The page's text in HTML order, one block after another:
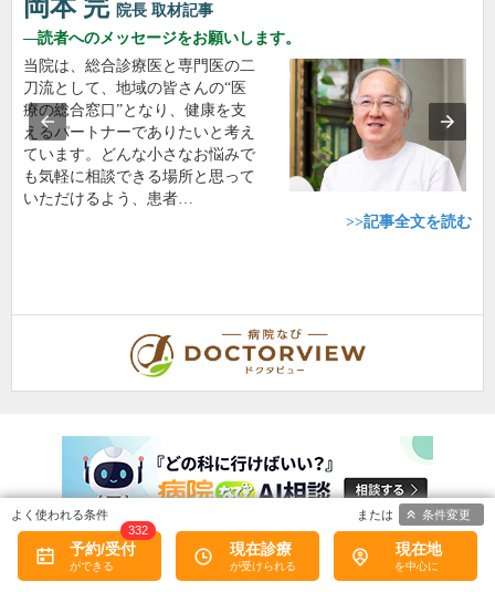
岡本 完 院長 取材記事
読者へのメッセージをお願いします。
当院は、総合診療医と専門医の二
刀流として、地域の皆さんの“医
療の総合窓口”となり、健康を支
えるパートナーでありたいと考え
ています。どんな小さなお悩みで
も気軽に相談できる場所と思って
いただけるよう、患者…
>>記事全文を読む
予約/受付
332
現在診療 現在地
条件変更